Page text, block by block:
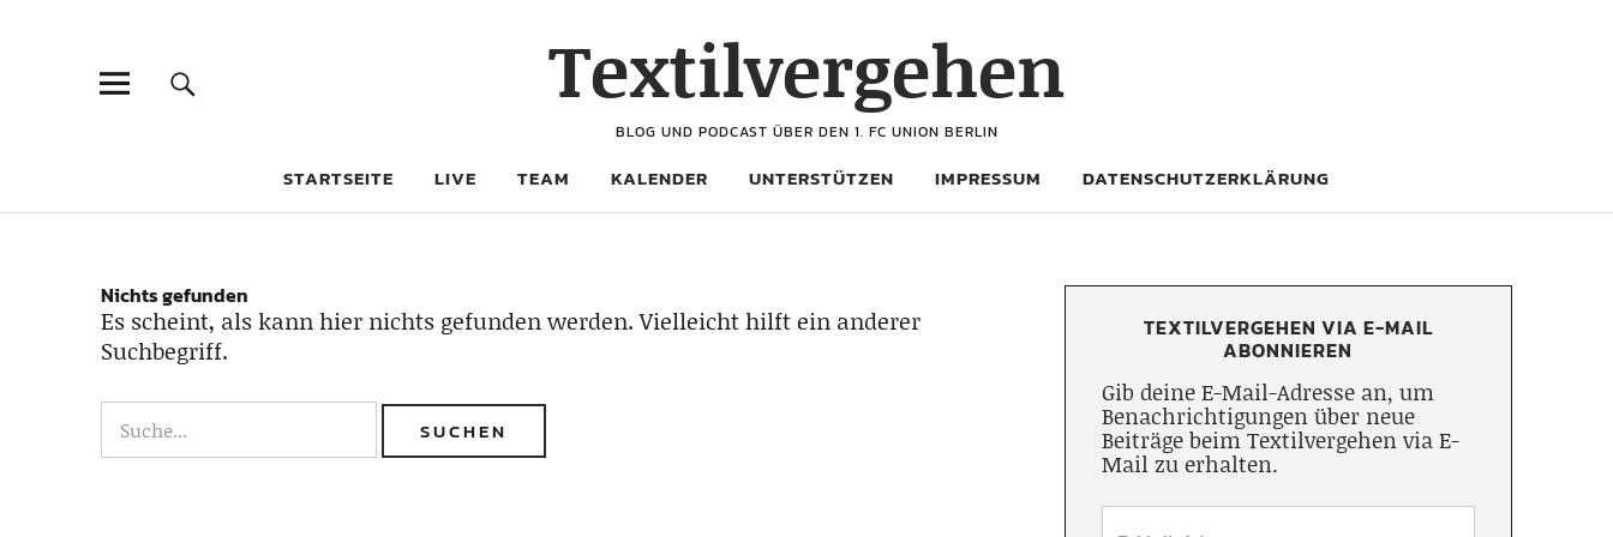
Textilvergehen
BLOG UND PODCAST ÜBER DEN 1. FC UNION BERLIN
STARTSEITE LIVE TEAM KALENDER UNTERSTÜTZEN IMPRESSUM DATENSCHUTZERKLÄRUNG
Nichts gefunden
Es scheint, als kann hier nichts gefunden werden. Vielleicht hilft ein anderer
Suchbegriff.
TEXTILVERGEHEN VIA E-MAIL
ABONNIEREN
Gib deine E-Mail-Adresse an, um
Benachrichtigungen über neue
Beiträge beim Textilvergehen via E-
Mail zu erhalten.